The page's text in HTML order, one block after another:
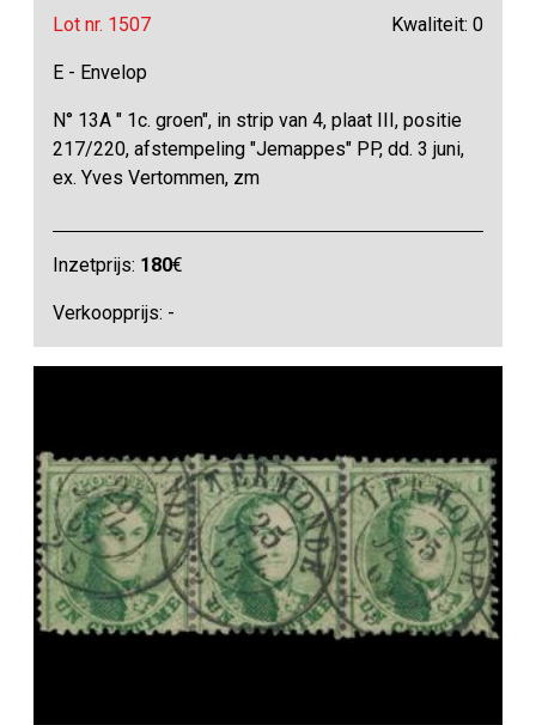
Lot nr. 1507 Kwaliteit: 0
E - Envelop
N° 13A " 1c. groen", in strip van 4, plaat III, positie
217/220, afstempeling "Jemappes" PP, dd. 3 juni,
ex. Yves Vertommen, zm
Inzetprijs: 180€
Verkoopprijs: -